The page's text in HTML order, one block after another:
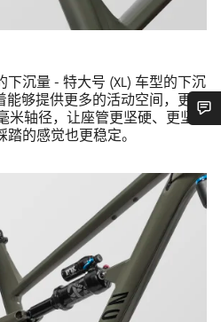
沉量 - 特大号 (XL) 车型的下沉
能够提供更多的活动空间，更好
米轴径，让座管更坚硬、更坚
的感觉也更稳定。
正在等待为您答疑解惑。
开始聊天
关闭